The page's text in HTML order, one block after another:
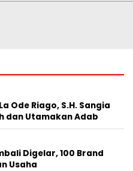
Ode Riago, S.H. Sangia
dan Utamakan Adab
Digelar, 100 Brand
Usaha